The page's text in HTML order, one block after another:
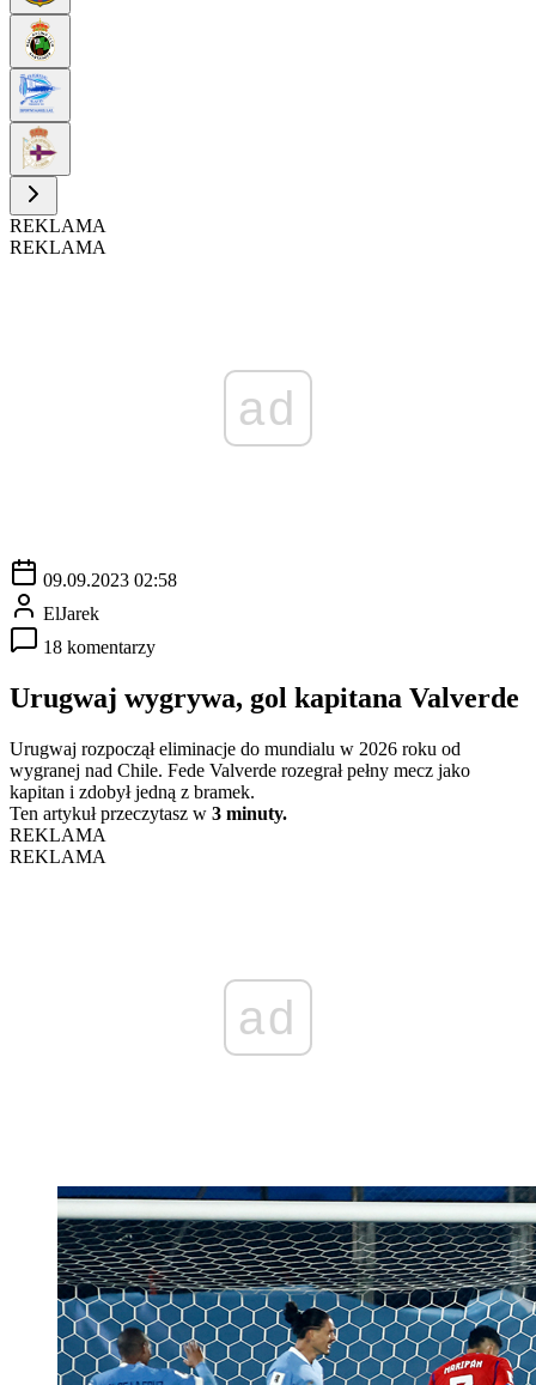
REKLAMA
REKLAMA
ad
09.09.2023 02:58
ElJarek
18 komentarzy
Urugwaj wygrywa, gol kapitana Valverde
Urugwaj rozpoczął eliminacje do mundialu w 2026 roku od
wygranej nad Chile. Fede Valverde rozegrał pełny mecz jako
kapitan i zdobył jedną z bramek.
Ten artykuł przeczytasz w 3 minuty.
REKLAMA
REKLAMA
ad